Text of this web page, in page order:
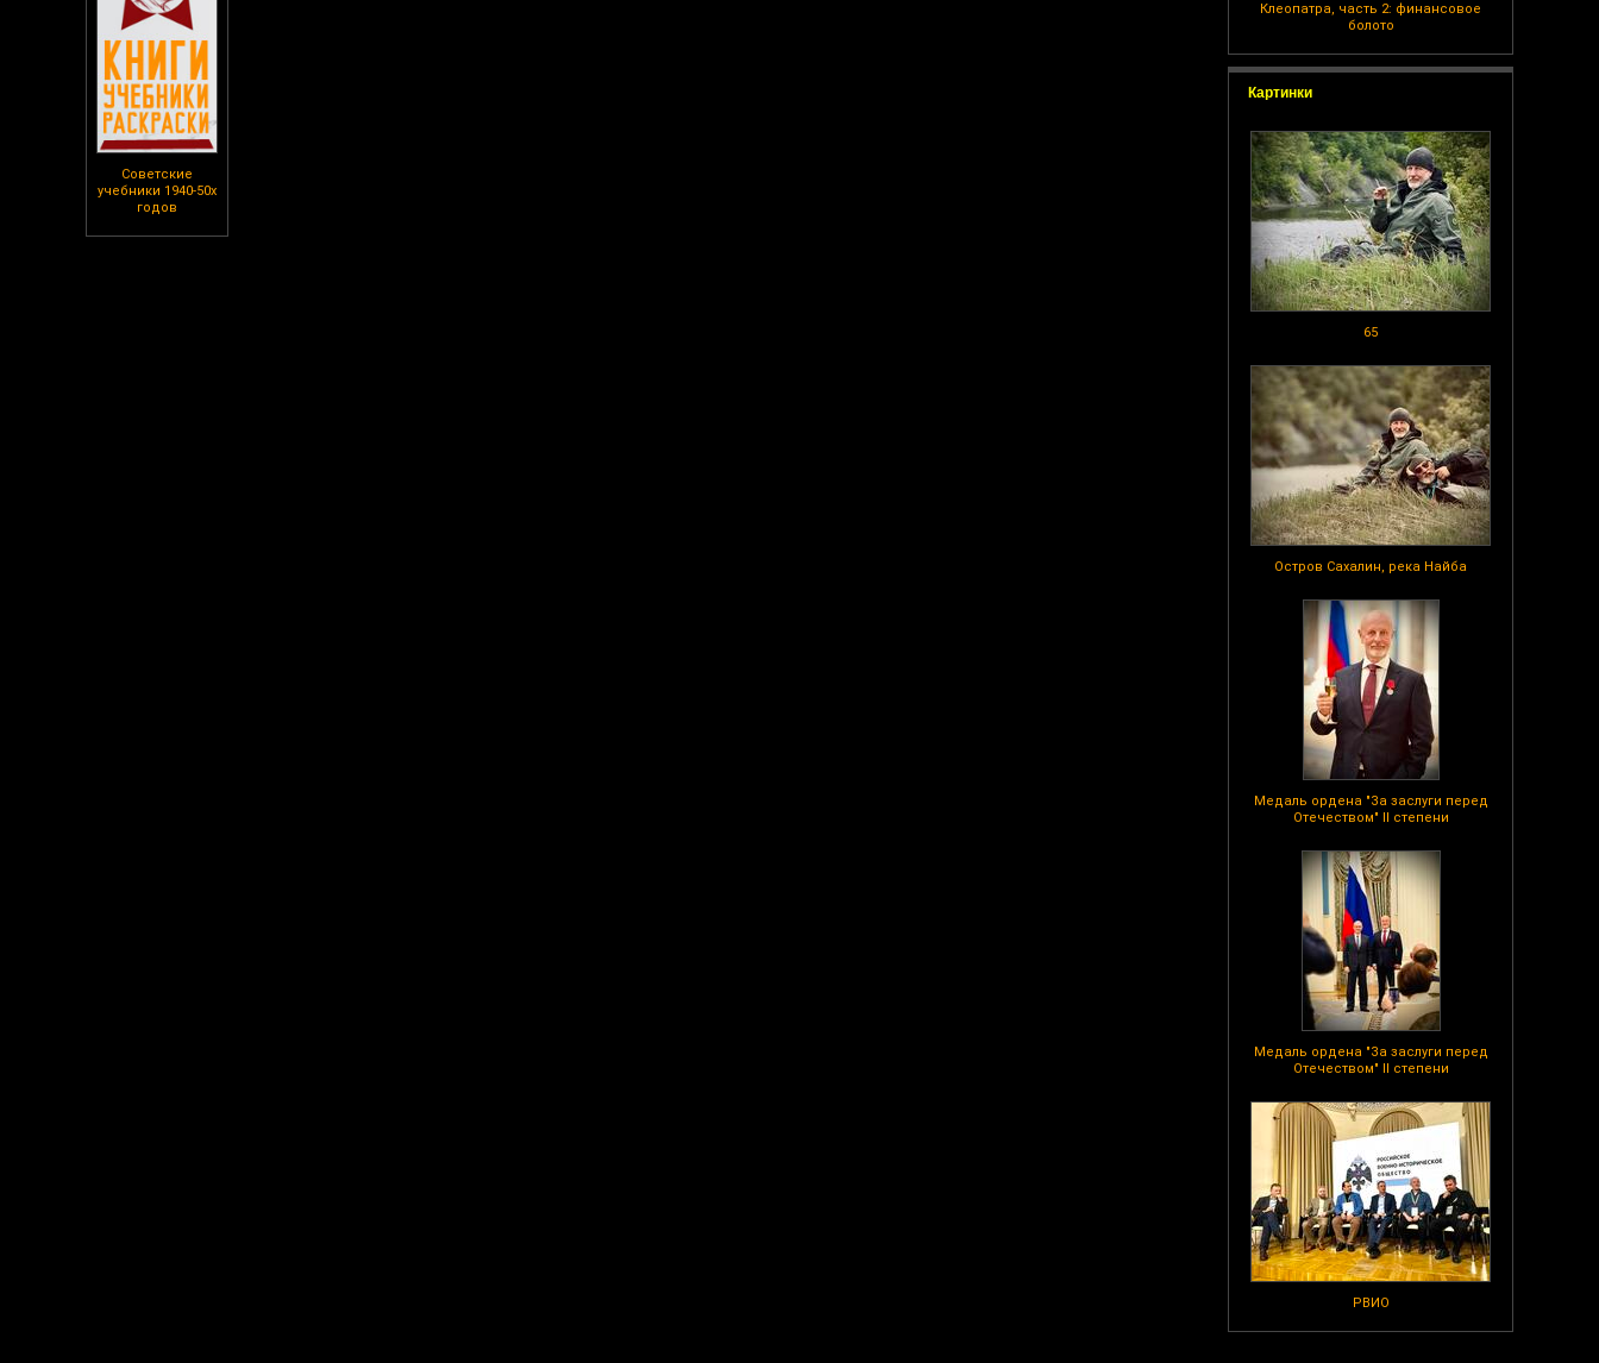
Советские
учебники 1940-50х
годов
Клеопатра, часть 2: финансовое
болото
Картинки
65
Остров Сахалин, река Найба
Медаль ордена "За заслуги перед
Отечеством" II степени
Медаль ордена "За заслуги перед
Отечеством" II степени
РВИО